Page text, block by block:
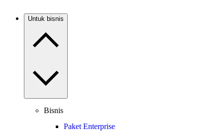
Untuk bisnis
Bisnis
Paket Enterprise